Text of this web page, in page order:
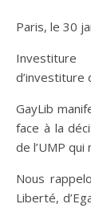
Paris, le 30
Investiture
d’investiture
GayLib
face à la
de l’UMP
Nous
Liberté,